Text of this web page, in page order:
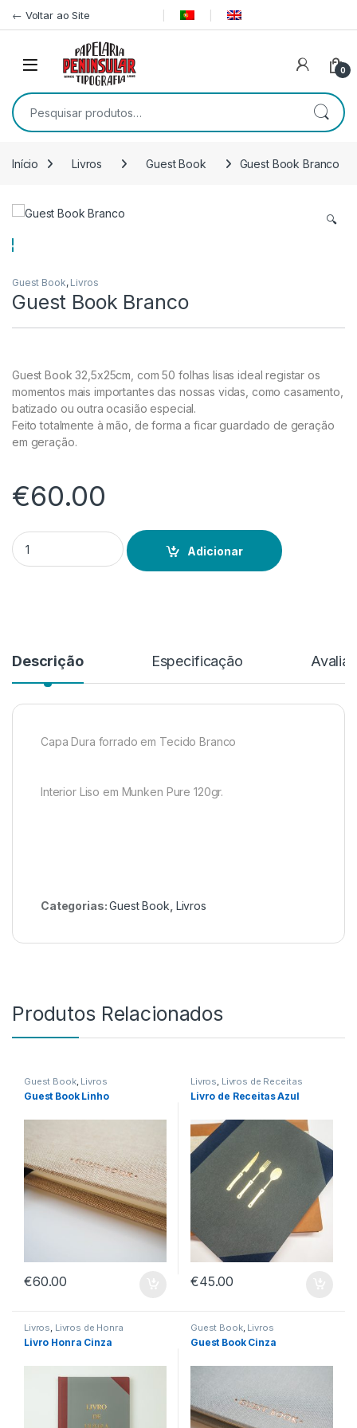
← Voltar ao Site
0
Pesquisar por:
Início Livros Guest Book Guest Book Branco
🔍
Guest Book, Livros
Guest Book Branco
Guest Book 32,5x25cm, com 50 folhas lisas ideal registar os
momentos mais importantes das nossas vidas, como casamento,
batizado ou outra ocasião especial.
Feito totalmente à mão, de forma a ficar guardado de geração
em geração.
€60.00
Quantidade de Guest Book Branco
Adicionar
Descrição Especificação
Capa Dura forrado em Tecido Branco
Interior Liso em Munken Pure 120gr.
Categorias:Guest Book Livros
Produtos Relacionados
Guest Book, Livros
Guest Book Linho
€60.00
Livros, Livros de Receitas
Livro de Receitas Azul
€45.00
Livros, Livros de Honra
Livro Honra Cinza
Guest Book, Livros
Guest Book Cinza